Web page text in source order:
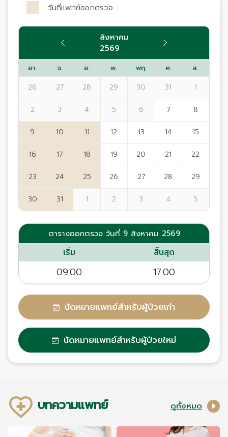
วันที่แพทย์ออกตรวจ
สิงหาคม
2569
อา. จ. อ. พ. พฤ. ศ. ส.
26 27 28 29 30 31 1
2 3 4 5 6 7 8
9 10 11 12 13 14 15
16 17 18 19 20 21 22
23 24 25 26 27 28 29
30 31 1 2 3 4 5
ตารางออกตรวจ วันที่ 9 สิงหาคม 2569
เริ่ม สิ้นสุด
09:00 17:00
นัดหมายแพทย์สำหรับผู้ป่วยเก่า
นัดหมายแพทย์สำหรับผู้ป่วยใหม่
บทความแพทย์ ดูทั้งหมด